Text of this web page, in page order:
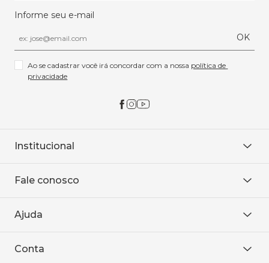
Informe seu e-mail
OK
Ao se cadastrar você irá concordar com a nossa política de
privacidade
Institucional
Onde encontrar
Baixe o APP
Fale conosco
WhatsApp
Ajuda
Política de entrega
Conta